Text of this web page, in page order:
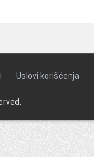
Uslovi korišćenja